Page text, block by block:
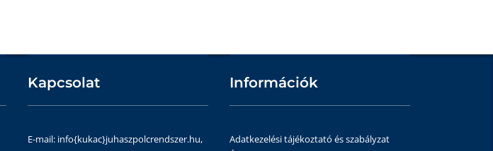
Kapcsolat
E-mail: info{kukac}juhaszpolcrendszer.hu,
Információk
Adatkezelési tájékoztató és szabályzat